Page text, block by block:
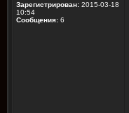
Зарегистрирован: 2015-03-18
10:54
Сообщения: 6